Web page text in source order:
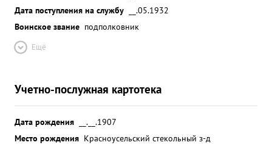
Дата поступления на службу
__.05.1932
Воинское звание подполковник
Ещё
Учетно-послужная картотека
Дата рождения
__.__.1907
Место рождения Красноусельский стекольный з-д